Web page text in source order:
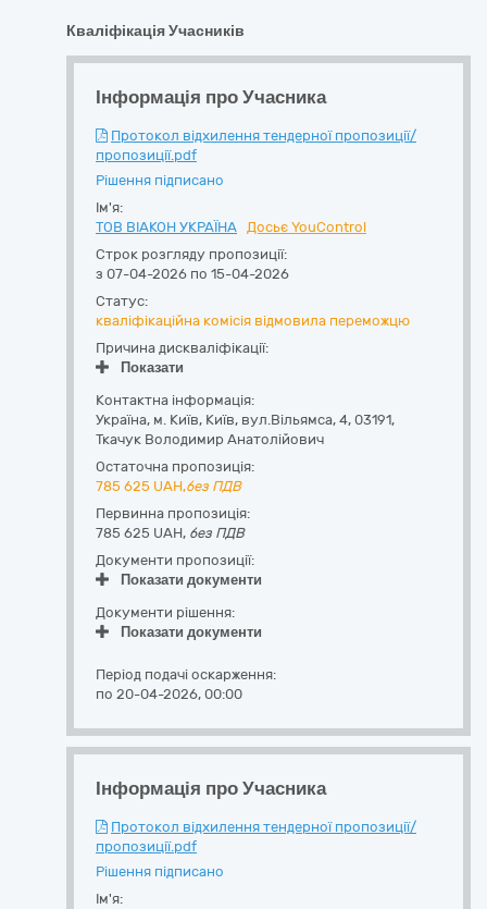
Кваліфікація Учасників
Інформація про Учасника
Протокол відхилення тендерної пропозиції/
пропозиції.pdf
Рішення підписано
Ім'я:
ТОВ ВІАКОН УКРАЇНА Досьє YouControl
Строк розгляду пропозиції:
з 07-04-2026 по 15-04-2026
Статус:
кваліфікаційна комісія відмовила переможцю
Причина дискваліфікації:
Показати
Контактна інформація:
Україна, м. Київ, Київ, вул.Вільямса, 4, 03191,
Ткачук Володимир Анатолійович
Остаточна пропозиція:
785 625 UAH,без ПДВ
Первинна пропозиція:
785 625 UAH, без ПДВ
Документи пропозиції:
Показати документи
Документи рішення:
Показати документи
Період подачі оскарження:
по 20-04-2026, 00:00
Інформація про Учасника
Протокол відхилення тендерної пропозиції/
пропозиції.pdf
Рішення підписано
Ім'я: